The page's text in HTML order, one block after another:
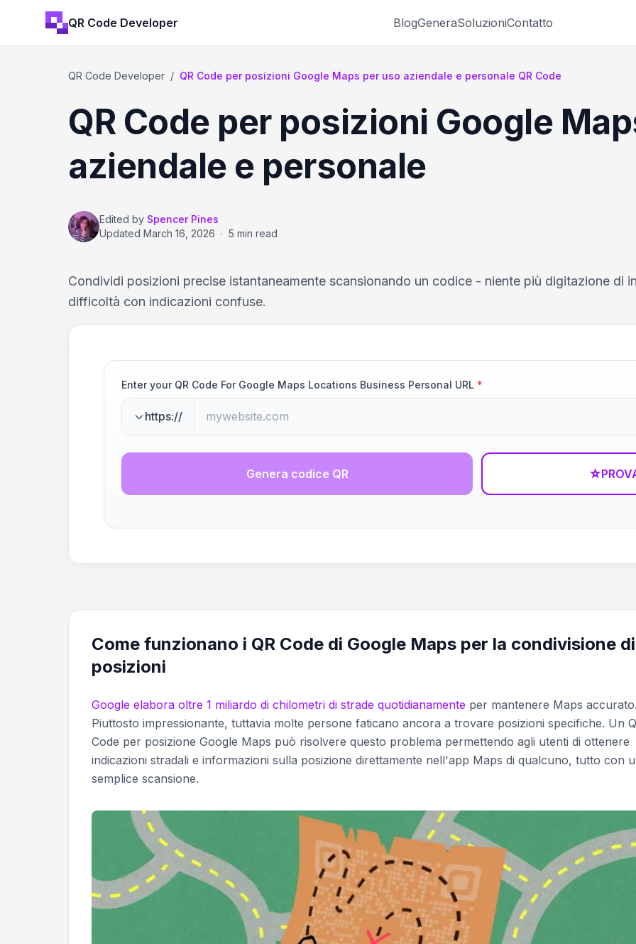
QR Code Developer BlogGeneraSoluzioniContatto
QR Code Developer / QR Code per posizioni Google Maps per uso aziendale e personale QR Code
QR Code per posizioni Google
aziendale e personale
Edited by Spencer Pines
Updated March 16, 2026 · 5 min read
Condividi posizioni precise istantaneamente scansionando un codice - niente più digitazione di
difficoltà con indicazioni confuse.
Enter your QR Code For Google Maps Locations Business Personal URL *
https://
Genera codice QR ☆
Come funzionano i QR Code di Google Maps per la condivisione di
posizioni
Google elabora oltre 1 miliardo di chilometri di strade quotidianamente per mantenere Maps
Piuttosto impressionante, tuttavia molte persone faticano ancora a trovare posizioni specifiche. Un
Code per posizione Google Maps può risolvere questo problema permettendo agli utenti di ottenere
indicazioni stradali e informazioni sulla posizione direttamente nell'app Maps di qualcuno, tutto con
semplice scansione.